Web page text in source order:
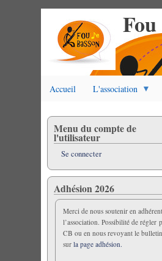
Accueil L'association
Menu du compte de
l'utilisateur
Se connecter
Adhésion 2026
Merci de nous soutenir en
l’association. Possibilité de régler
CB ou en nous revoyant le bulletin
surla page adhésion.